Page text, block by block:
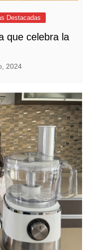
Destacadas
que celebra la
2024